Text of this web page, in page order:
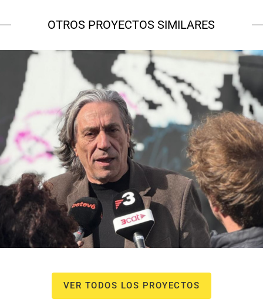
OTROS PROYECTOS SIMILARES
NOU Sentit Urbà
Campañas culturales
Estrategia de
comunicación y PR Estrategia digital y
contenidos
VER TODOS LOS PROYECTOS